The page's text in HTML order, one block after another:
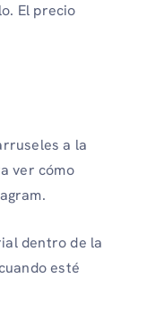
El precio
a la
ver cómo
dentro de la
esté